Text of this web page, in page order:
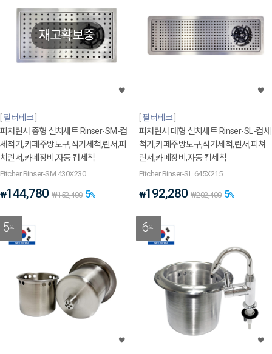
재고확보중
필터테크
피처린서 중형 설치세트 Rinser-SM-컵
세척기,카페주방도구,식기세척,린서,피
쳐린서,카페장비,자동 컵세척
Pitcher Rinser-SM 430X230
₩144,780 ₩152,400 5%
필터테크
피처린서 대형 설치세트 Rinser-SL-컵세
척기,카페주방도구,식기세척,린서,피쳐
린서,카페장비,자동 컵세척
Pitcher Rinser-SL 645X215
₩192,280 ₩202,400 5%
5위 6위